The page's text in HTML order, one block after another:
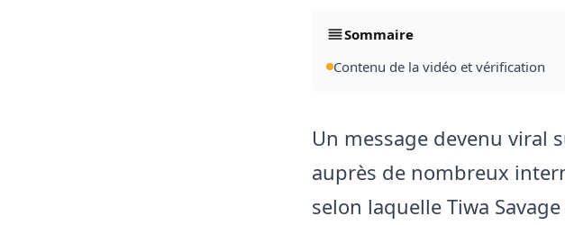
Sommaire
Contenu de la vidéo et vérification
Un message devenu viral
auprès de nombreux
selon laquelle Tiwa